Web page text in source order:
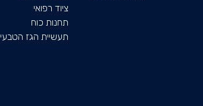
ציוד רפואי
תחנות כוח
תעשיית הגז הטבעי